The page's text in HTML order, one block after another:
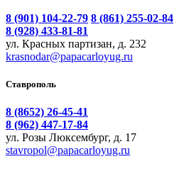
8 (901) 104-22-79 8 (861) 255-02-84
8 (928) 433-81-81
ул. Красных партизан, д. 232
krasnodar@papacarloyug.ru
Ставрополь
8 (8652) 26-45-41
8 (962) 447-17-84
ул. Розы Люксембург, д. 17
stavropol@papacarloyug.ru